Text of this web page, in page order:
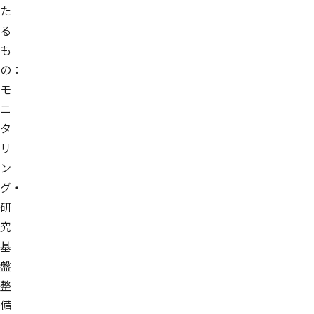
た
る
も
の：
モ
ニ
タ
リ
ン
グ・
研
究
基
盤
整
備